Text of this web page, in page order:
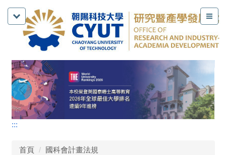
:::
首頁 國科會計畫法規